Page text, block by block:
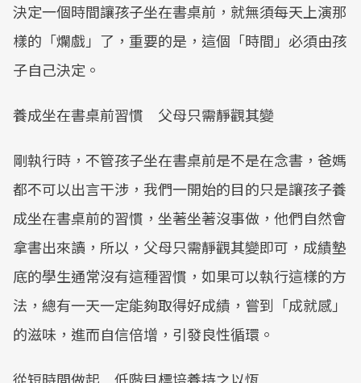
決定一個時間讓孩子坐在書桌前，就無須每天上演那
樣的「爛戲」了，重要的是，這個「時間」必須由孩
子自己決定。
養成坐在書桌前習慣 父母只需靜觀其變
剛執行時，不管孩子坐在書桌前是不是在念書，爸媽
都不可以出言干涉，我們一開始的目的只是讓孩子養
成坐在書桌前的習慣，坐著坐著沒事做，他們自然會
拿書出來讀，所以，父母只需靜觀其變即可，成績墊
底的學生通常沒有這種習慣，如果可以執行這樣的方
法，總有一天一定能夠取得好成績，嘗到「成就感」
的滋味，進而自信倍增，引發良性循環。